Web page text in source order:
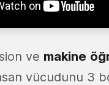
ve makine
vücudunu 3